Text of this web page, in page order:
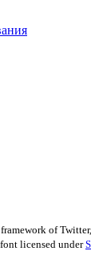
of
font licensed under